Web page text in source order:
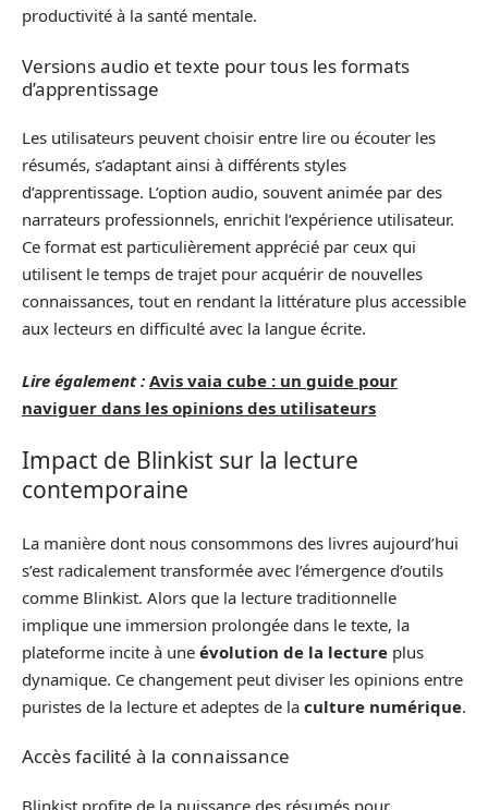
productivité à la santé mentale.
Versions audio et texte pour tous les formats
d’apprentissage
Les utilisateurs peuvent choisir entre lire ou écouter les
résumés, s’adaptant ainsi à différents styles
d’apprentissage. L’option audio, souvent animée par des
narrateurs professionnels, enrichit l’expérience utilisateur.
Ce format est particulièrement apprécié par ceux qui
utilisent le temps de trajet pour acquérir de nouvelles
connaissances, tout en rendant la littérature plus accessible
aux lecteurs en difficulté avec la langue écrite.
Lire également : Avis vaia cube : un guide pour
naviguer dans les opinions des utilisateurs
Impact de Blinkist sur la lecture
contemporaine
La manière dont nous consommons des livres aujourd’hui
s’est radicalement transformée avec l’émergence d’outils
comme Blinkist. Alors que la lecture traditionnelle
implique une immersion prolongée dans le texte, la
plateforme incite à une évolution de la lecture plus
dynamique. Ce changement peut diviser les opinions entre
puristes de la lecture et adeptes de la culture numérique.
Accès facilité à la connaissance
Blinkist profite de la puissance des résumés pour